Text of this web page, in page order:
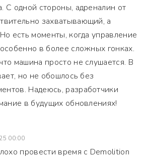
С одной стороны, адреналин от
захватывающий, а
есть моменты, когда управление
в более сложных гонках.
машина просто не слушается. В
но не обошлось без
Надеюсь, разработчики
в будущих обновлениях!
00:00
провести время с Demolition